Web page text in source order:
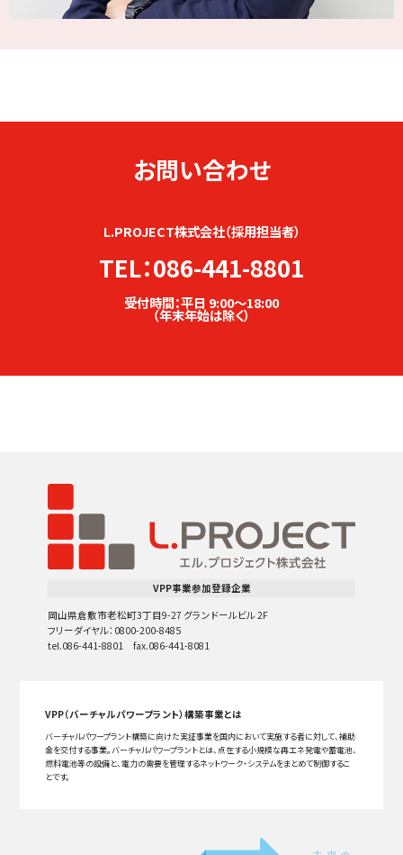
お問い合わせ
L.PROJECT株式会社（採用担当者）
TEL：086-441-8801
受付時間：平日 9:00〜18:00
（年末年始は除く）
VPP事業参加登録企業
岡山県倉敷市老松町3丁目9-27 グランドールビル 2F
フリーダイヤル：0800-200-8485
tel.086-441-8801 fax.086-441-8081
VPP（バーチャルパワープラント）構築事業とは
バーチャルパワープラント構築に向けた実証事業を国内において実施する者に対して、補助
金を交付する事業。バーチャルパワープラントとは、点在する小規模な再エネ発電や蓄電池、
燃料電池等の設備と、電力の需要を管理するネットワーク・システムをまとめて制御するこ
とです。